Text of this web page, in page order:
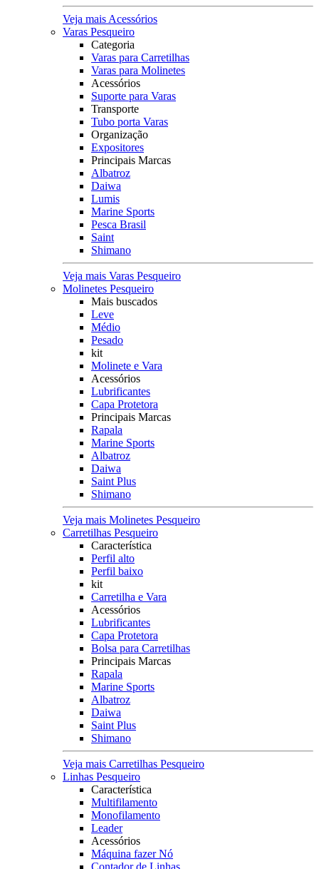
Veja mais Acessórios
Varas Pesqueiro
Categoria
Varas para Carretilhas
Varas para Molinetes
Acessórios
Suporte para Varas
Transporte
Tubo porta Varas
Organização
Expositores
Principais Marcas
Albatroz
Daiwa
Lumis
Marine Sports
Pesca Brasil
Saint
Shimano
Veja mais Varas Pesqueiro
Molinetes Pesqueiro
Mais buscados
Leve
Médio
Pesado
kit
Molinete e Vara
Acessórios
Lubrificantes
Capa Protetora
Principais Marcas
Rapala
Marine Sports
Albatroz
Daiwa
Saint Plus
Shimano
Veja mais Molinetes Pesqueiro
Carretilhas Pesqueiro
Característica
Perfil alto
Perfil baixo
kit
Carretilha e Vara
Acessórios
Lubrificantes
Capa Protetora
Bolsa para Carretilhas
Principais Marcas
Rapala
Marine Sports
Albatroz
Daiwa
Saint Plus
Shimano
Veja mais Carretilhas Pesqueiro
Linhas Pesqueiro
Característica
Multifilamento
Monofilamento
Leader
Acessórios
Máquina fazer Nó
Contador de Linhas